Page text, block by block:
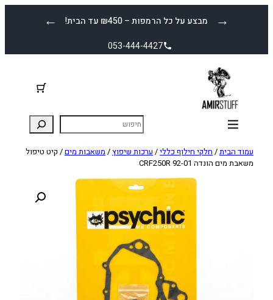
← מבצע על כל הרמפות – ₪450 עד הבית! →
053-444-4427
עמוד הבית/ חלקי חילוף כללי/ ערכות שיפוץ/ משאבות מים/ קיט טיפול
משאבת מים הונדה CRF250R 92-01